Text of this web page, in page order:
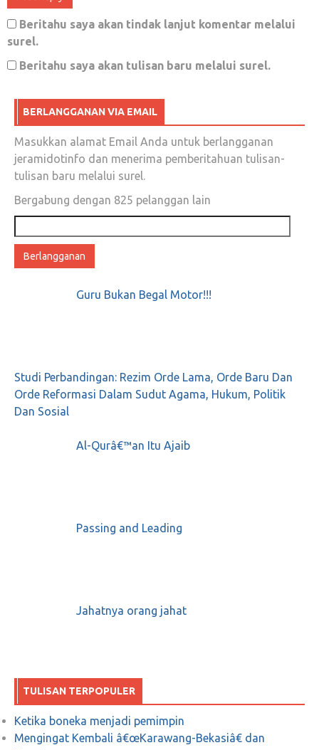
Peringatan!!!! Istana tidak lagi memerlukan
Oktober 11, 2019 0
keutuhan NKRI serta kedamaian hidup
September 18, 2018
FPI-ku sayang, Negeri-ku malang
0
Desember 13, 2018 1
Nyanyian sunyi, cinta sang Jenderal
September 17, 2018 0
Beritahu saya akan tindak lanjut komentar melalui
surel.
Beritahu saya akan tulisan baru melalui surel.
BERLANGGANAN VIA EMAIL
Masukkan alamat Email Anda untuk berlangganan
jeramidotinfo dan menerima pemberitahuan tulisan-
tulisan baru melalui surel.
Bergabung dengan 825 pelanggan lain
email
Guru Bukan Begal Motor!!!
Studi Perbandingan: Rezim Orde Lama, Orde Baru Dan
Orde Reformasi Dalam Sudut Agama, Hukum, Politik
Dan Sosial
Al-Qurâ€™an Itu Ajaib
Passing and Leading
Jahatnya orang jahat
TULISAN TERPOPULER
Ketika boneka menjadi pemimpin
Mengingat Kembali â€œKarawang-Bekasiâ€ dan